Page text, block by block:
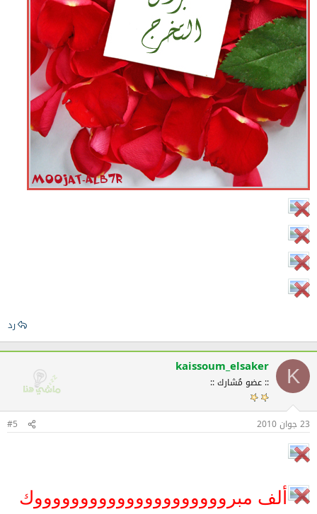
رد
K
kaissoum_elsaker
:: عضو مُشارك ::
23 جوان 2010 #5
ألف مبروووووووووووووووووووووك